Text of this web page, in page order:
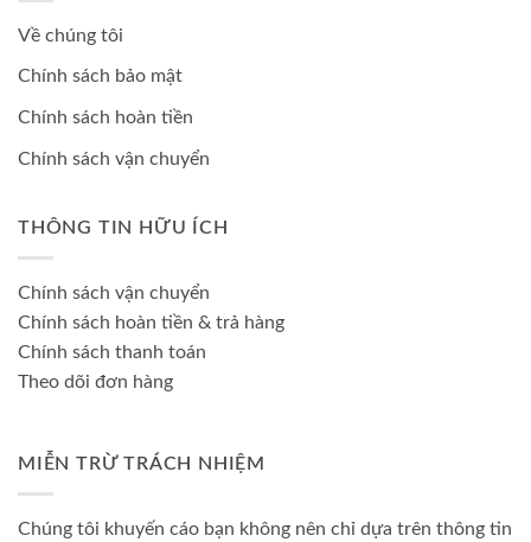
Về chúng tôi
Chính sách bảo mật
Chính sách hoàn tiền
Chính sách vận chuyển
THÔNG TIN HỮU ÍCH
Chính sách vận chuyển
Chính sách hoàn tiền & trả hàng
Chính sách thanh toán
Theo dõi đơn hàng
MIỄN TRỪ TRÁCH NHIỆM
Chúng tôi khuyến cáo bạn không nên chỉ dựa trên thông tin